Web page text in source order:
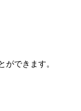
ができます。